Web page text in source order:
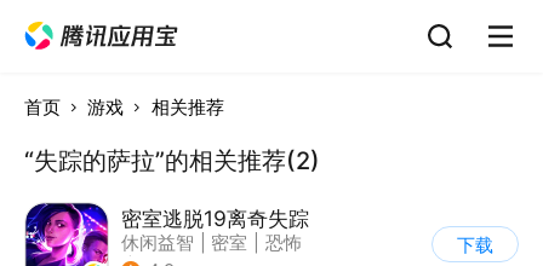
首页 游戏 相关推荐
“失踪的萨拉”的相关推荐(2)
密室逃脱19离奇失踪
休闲益智 密室
恐怖
下载